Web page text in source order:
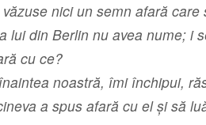
nici un semn afară
lui din Berlin nu avea nume; i
cu ce?
noastră, îmi închipui,
a spus afară cu el şi să